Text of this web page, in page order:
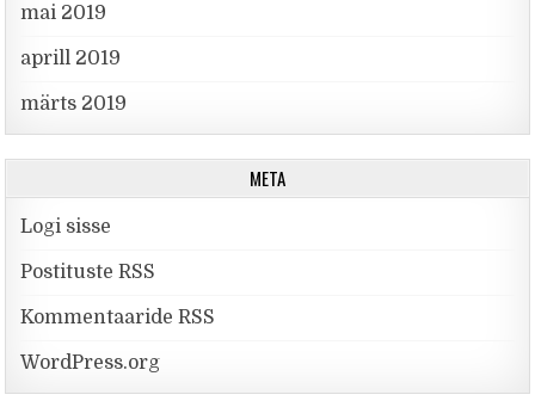
mai 2019
aprill 2019
märts 2019
META
Logi sisse
Postituste RSS
Kommentaaride RSS
WordPress.org